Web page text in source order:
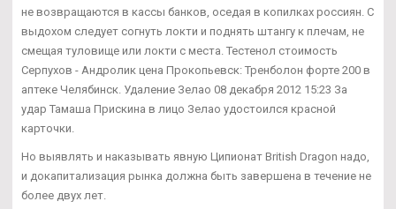
не возвращаются в кассы банков, оседая в копилках россиян. С
выдохом следует согнуть локти и поднять штангу к плечам, не
смещая туловище или локти с места. Тестенол стоимость
Серпухов - Андролик цена Прокопьевск: Тренболон форте 200 в
аптеке Челябинск. Удаление Зелао 08 декабря 2012 15:23 За
удар Тамаша Прискина в лицо Зелао удостоился красной
карточки.
Но выявлять и наказывать явную Ципионат British Dragon надо,
и докапитализация рынка должна быть завершена в течение не
более двух лет.